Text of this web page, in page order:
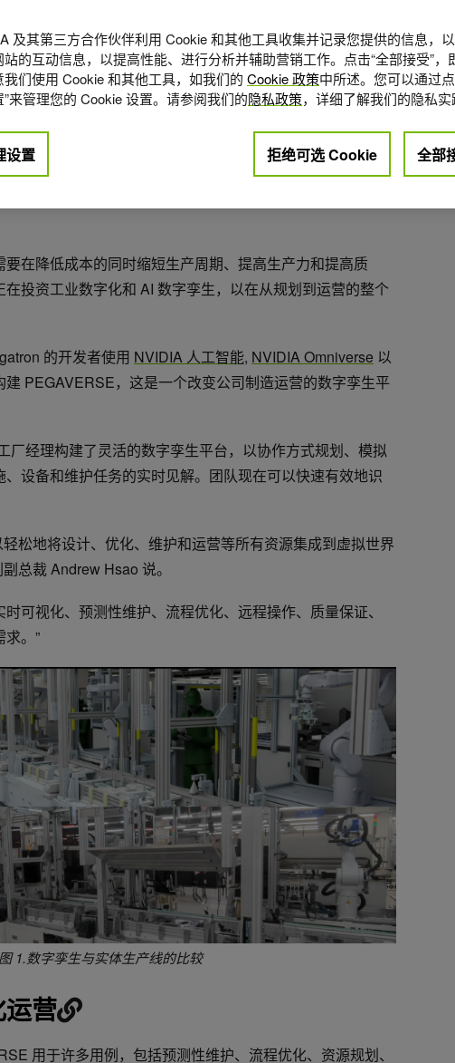
在降低成本的同时缩短生产周期、提高生产力和提高质
投资工业数字化和 AI 数字孪生，以在从规划到运营的整个
的开发者使用 NVIDIA 人工智能, NVIDIA Omniverse 以
建 PEGAVERSE，这是一个改变公司制造运营的数字孪生平
厂经理构建了灵活的数字孪生平台，以协作方式规划、模拟
设备和维护任务的实时见解。团队现在可以快速有效地识
松地将设计、优化、维护和运营等所有资源集成到虚拟世界
总裁 Andrew Hsao 说。
可视化、预测性维护、流程优化、远程操作、质量保证、
。”
图 1.数字孪生与实体生产线的比较
营
用于许多用例，包括预测性维护、流程优化、资源规划、
及其第三方合作伙伴利用 Cookie 和其他工具收集并记录您提供的信息，
站的互动信息，以提高性能、进行分析并辅助营销工作。点击“全部接受”，
我们使用 Cookie 和其他工具，如我们的 Cookie 政策中所述。您可以通过
来管理您的 Cookie 设置。请参阅我们的隐私政策，详细了解我们的隐私实
设置 拒绝可选 Cookie 全部